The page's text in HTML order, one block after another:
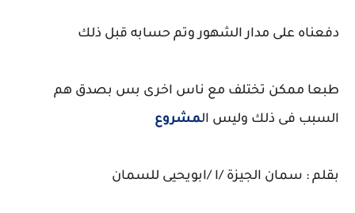
دفعناه على مدار الشهور وتم حسابه قبل ذلك
طبعا ممكن تختلف مع ناس اخرى بس بصدق هم
السبب فى ذلك وليس المشروع
بقلم : سمان الجيزة /ا /ابويحيى للسمان